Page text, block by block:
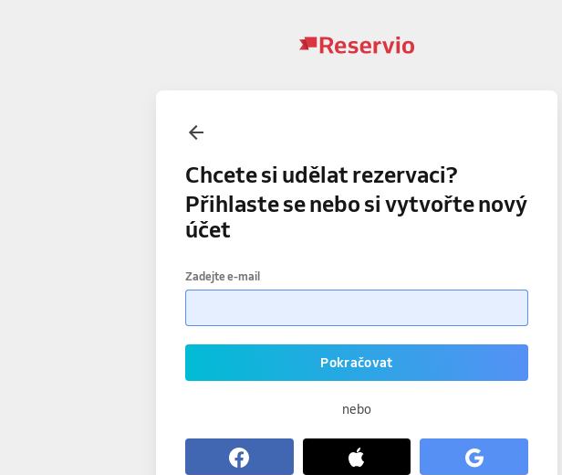
Chcete si udělat rezervaci?
Přihlaste se nebo si vytvořte nový
účet
Zadejte e-mail
Pokračovat
nebo